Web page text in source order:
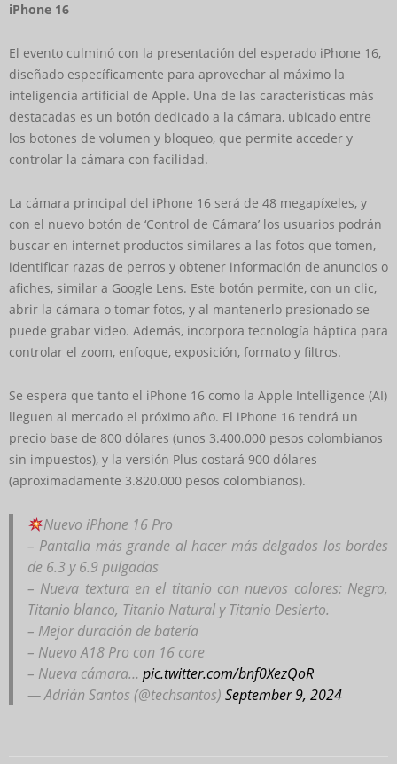
iPhone 16
El evento culminó con la presentación del esperado iPhone 16,
diseñado específicamente para aprovechar al máximo la
inteligencia artificial de Apple. Una de las características más
destacadas es un botón dedicado a la cámara, ubicado entre
los botones de volumen y bloqueo, que permite acceder y
controlar la cámara con facilidad.
La cámara principal del iPhone 16 será de 48 megapíxeles, y
con el nuevo botón de ‘Control de Cámara’ los usuarios podrán
buscar en internet productos similares a las fotos que tomen,
identificar razas de perros y obtener información de anuncios o
afiches, similar a Google Lens. Este botón permite, con un clic,
abrir la cámara o tomar fotos, y al mantenerlo presionado se
puede grabar video. Además, incorpora tecnología háptica para
controlar el zoom, enfoque, exposición, formato y filtros.
Se espera que tanto el iPhone 16 como la Apple Intelligence (AI)
lleguen al mercado el próximo año. El iPhone 16 tendrá un
precio base de 800 dólares (unos 3.400.000 pesos colombianos
sin impuestos), y la versión Plus costará 900 dólares
(aproximadamente 3.820.000 pesos colombianos).
Nuevo iPhone 16 Pro
– Pantalla más grande al hacer más delgados los bordes
de 6.3 y 6.9 pulgadas
– Nueva textura en el titanio con nuevos colores: Negro,
Titanio blanco, Titanio Natural y Titanio Desierto.
– Mejor duración de batería
– Nuevo A18 Pro con 16 core
– Nueva cámara… pic.twitter.com/bnf0XezQoR
— Adrián Santos (@techsantos) September 9, 2024